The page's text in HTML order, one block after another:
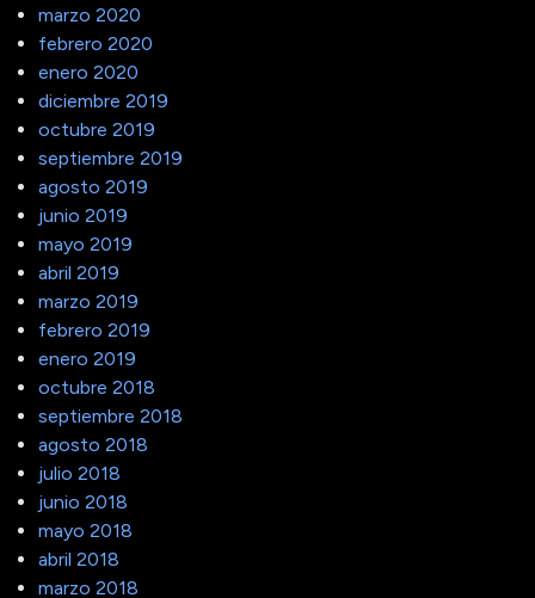
marzo 2020
febrero 2020
enero 2020
diciembre 2019
octubre 2019
septiembre 2019
agosto 2019
junio 2019
mayo 2019
abril 2019
marzo 2019
febrero 2019
enero 2019
octubre 2018
septiembre 2018
agosto 2018
julio 2018
junio 2018
mayo 2018
abril 2018
marzo 2018